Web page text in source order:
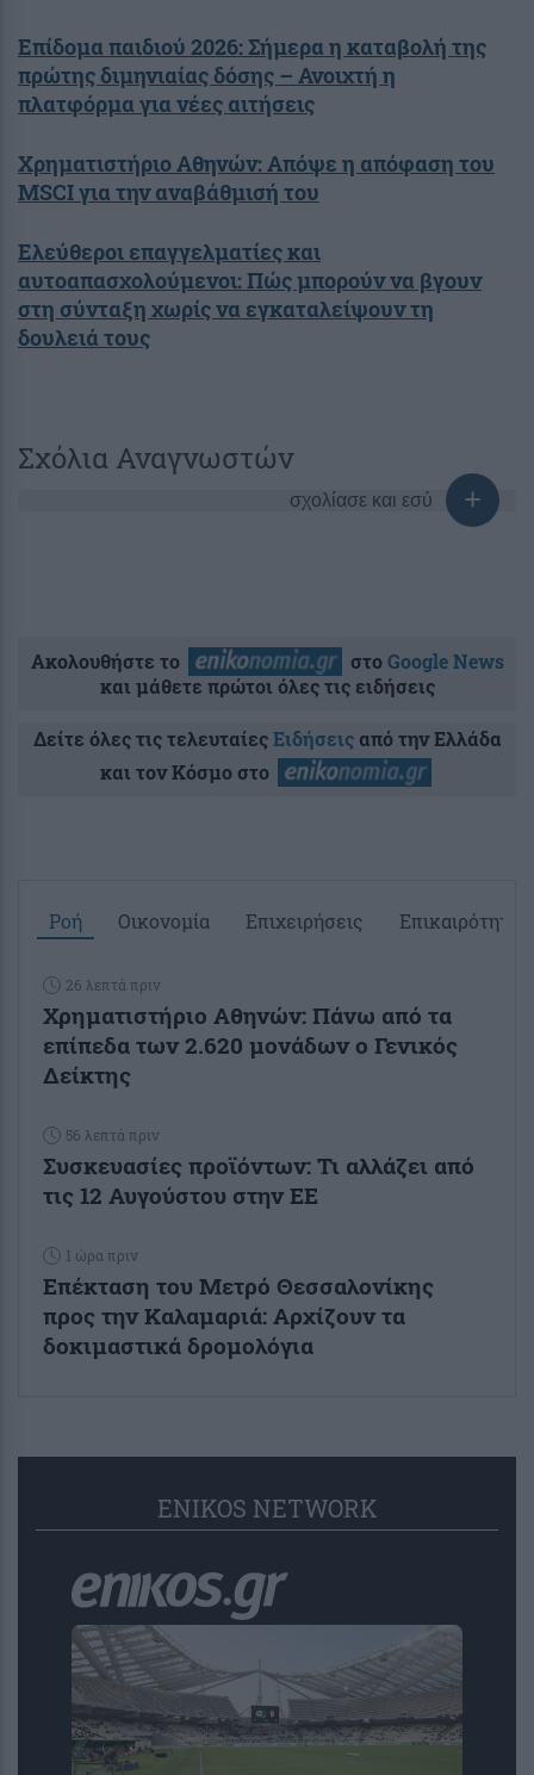
Επίδομα παιδιού 2026: Σήμερα η καταβολή της
πρώτης διμηνιαίας δόσης – Ανοιχτή η
πλατφόρμα για νέες αιτήσεις
Χρηματιστήριο Αθηνών: Απόψε η απόφαση του
MSCI για την αναβάθμισή του
Ελεύθεροι επαγγελματίες και
αυτοαπασχολούμενοι: Πώς μπορούν να βγουν
στη σύνταξη χωρίς να εγκαταλείψουν τη
δουλειά τους
Σχόλια Αναγνωστών
σχολίασε και εσύ
Ακολουθήστε το στοGoogle News
και μάθετε πρώτοι όλες τις ειδήσεις
Δείτε όλες τις τελευταίεςΕιδήσειςαπό την Ελλάδα
και τον Κόσμο στο
Ροή Οικονομία Επιχειρήσεις Επικαιρότητα
26 λεπτά πριν
Χρηματιστήριο Αθηνών: Πάνω από τα
επίπεδα των 2.620 μονάδων ο Γενικός
Δείκτης
56 λεπτά πριν
Συσκευασίες προϊόντων: Τι αλλάζει από
τις 12 Αυγούστου στην ΕΕ
1 ώρα πριν
Επέκταση του Μετρό Θεσσαλονίκης
προς την Καλαμαριά: Αρχίζουν τα
δοκιμαστικά δρομολόγια
ENIKOS NETWORK